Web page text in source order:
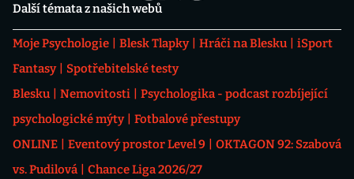
Další témata z našich webů
Moje Psychologie Blesk Tlapky Hráči na Blesku
iSport
Fantasy
Spotřebitelské testy
Blesku
Nemovitosti
Psychologika - podcast rozbíjející
psychologické mýty
Fotbalové přestupy
ONLINE
Eventový prostor Level 9
OKTAGON 92: Szabová
vs. Pudilová
Chance Liga 2026/27